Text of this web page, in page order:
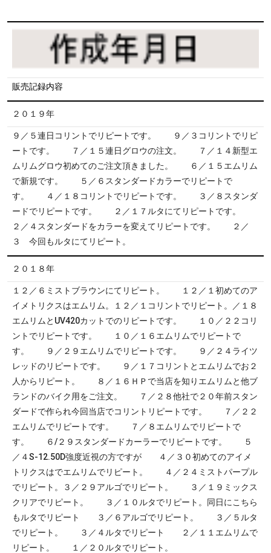
販売記録内容
２０１９年
９／５連日コリントでリピートです。 ９／３コリントでリピ
ートです。 ７／１５連日グロウの注文。 ７／１４新型エ
ムリムグロウ初めてのご注文頂きました。 ６／１５エムリム
で新規です。 ５／６スタンダードカラーでリピートで
す。 ４／１８コリントでリピートです。 ３／８スタンダ
ードでリピートです。 ２／１７ルタにてリピートです。
２／４スタンダードをカラーを変えてリピートです。 ２／
３ 今回もルタにてリピート。
２０１８年
１２／６ミストブラウンにてリピート。 １２／１初めてのア
イメトリクスはエムリム。１２／１コリントでリピート。／１８
エムリムとUV420カットでのリピートです。 １０／２２コリ
ントでリピートです。 １０／１６エムリムでリピートで
す。 ９／２９エムリムでリピートです。 ９／２４ライツ
レッドのリピートです。 ９／１７コリントとエムリムでお２
人からリピート。 ８／１６ＨＰで当店を知りエムリムと他ブ
ランドのバイク用をご注文。 ７／２８他社で２０年前スタン
ダードで作られ今回当店でコリントリピートです。 ７／２２
エムリムでリピートです。 ７／８エムリムでリピートで
す。 ６/２９スタンダードカーラーでリピートです。 ５
／４S-12.50D強度近視の方ですが ４／３０初めてのアイメ
トリクスはでエムリムでリピート。 ４／２４ミストパープル
でリピート。３／２９アルゴでリピート。 ３／１９ミックス
クリアでリピート。 ３／１０ルタでリピート。同日にこちら
もルタでリピート ３／６アルゴでリピート。 ３／５ルタ
でリピート。 ３／４ルタでリピート ２／１１エムリムで
リピート。 １／２０ルタでリピート。